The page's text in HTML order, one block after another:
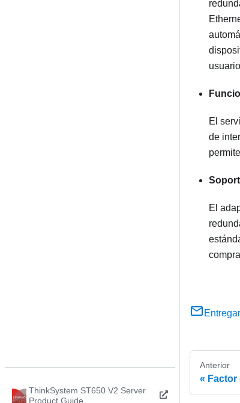
ThinkSystem ST650 V2 Server
Product Guide
El
de
El
Anterior